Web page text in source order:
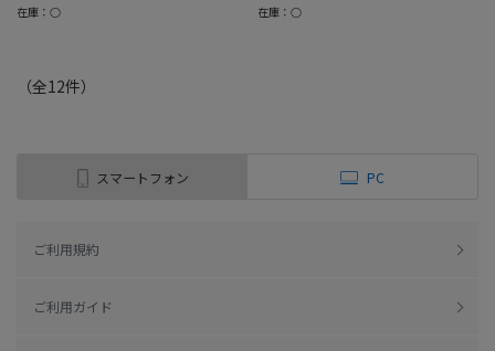
在庫：○
在庫：○
（全12件）
スマートフォン PC
ご利用規約
ご利用ガイド